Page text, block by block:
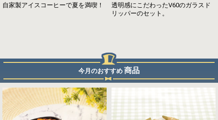
自家製アイスコーヒーで夏を満喫！
透明感にこだわったV60のガラスド
リッパーのセット。
今月のおすすめ 商品